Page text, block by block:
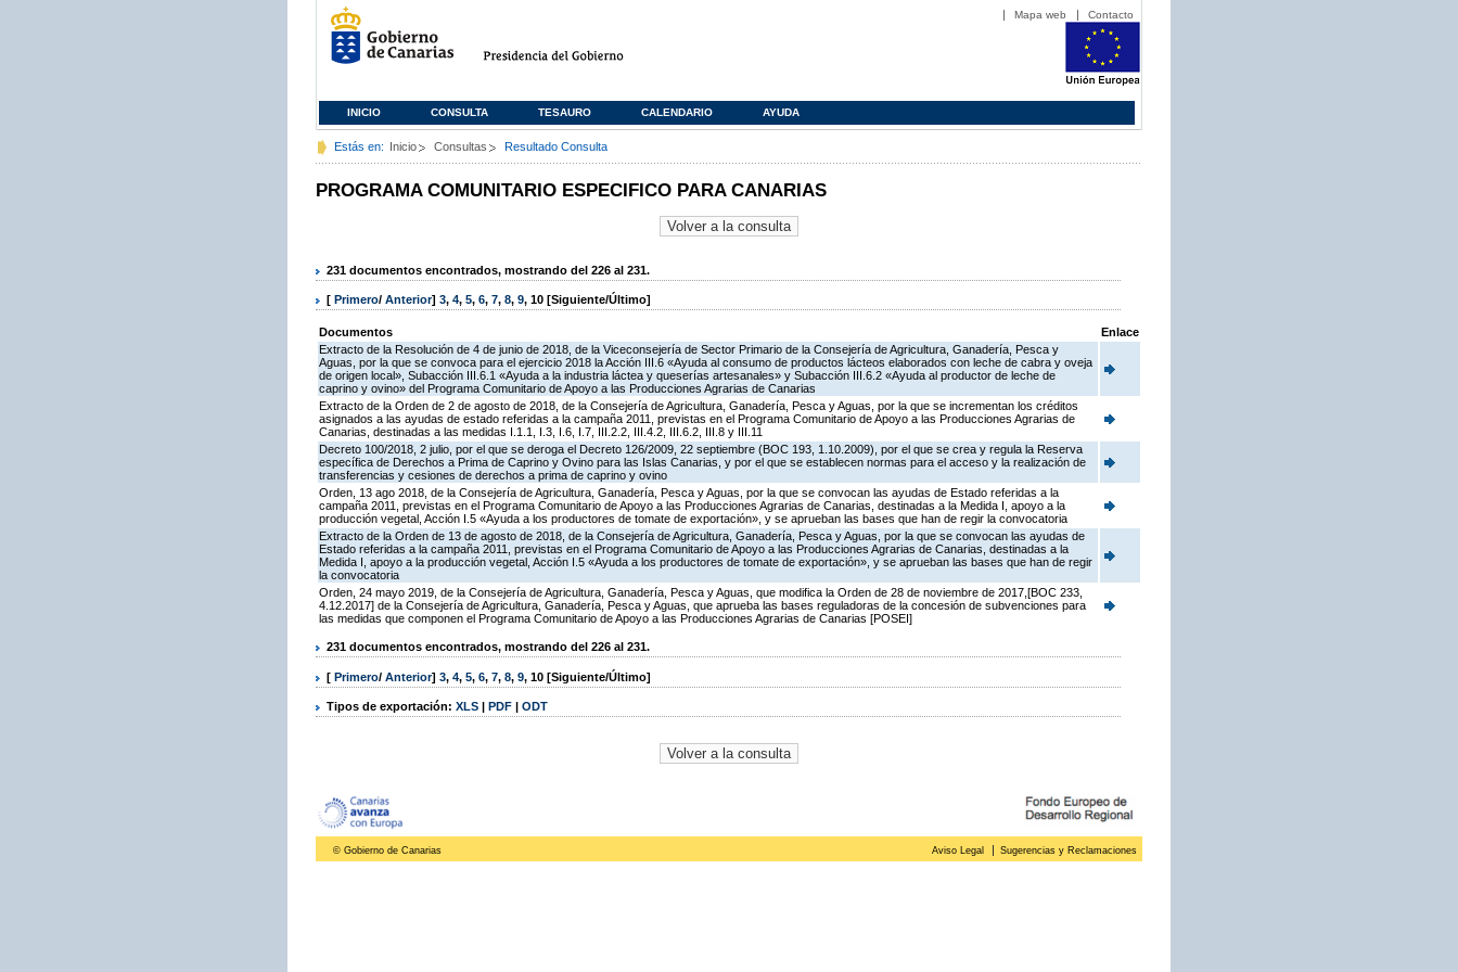
Mapa web Contacto
INICIO CONSULTA TESAURO CALENDARIO AYUDA
Estás en: Inicio Consultas Resultado Consulta
PROGRAMA COMUNITARIO ESPECIFICO PARA CANARIAS
231 documentos encontrados, mostrando del 226 al 231.
[ Primero/ Anterior] 3, 4, 5, 6, 7, 8, 9, 10 [Siguiente/Último]
Documentos
Enlace
Extracto de la Resolución de 4 de junio de 2018, de la Viceconsejería de Sector Primario de la Consejería de Agricultura, Ganadería, Pesca y
Aguas, por la que se convoca para el ejercicio 2018 la Acción III.6 «Ayuda al consumo de productos lácteos elaborados con leche de cabra y oveja
de origen local», Subacción III.6.1 «Ayuda a la industria láctea y queserías artesanales» y Subacción III.6.2 «Ayuda al productor de leche de
caprino y ovino» del Programa Comunitario de Apoyo a las Producciones Agrarias de Canarias
Extracto de la Orden de 2 de agosto de 2018, de la Consejería de Agricultura, Ganadería, Pesca y Aguas, por la que se incrementan los créditos
asignados a las ayudas de estado referidas a la campaña 2011, previstas en el Programa Comunitario de Apoyo a las Producciones Agrarias de
Canarias, destinadas a las medidas I.1.1, I.3, I.6, I.7, III.2.2, III.4.2, III.6.2, III.8 y III.11
Decreto 100/2018, 2 julio, por el que se deroga el Decreto 126/2009, 22 septiembre (BOC 193, 1.10.2009), por el que se crea y regula la Reserva
específica de Derechos a Prima de Caprino y Ovino para las Islas Canarias, y por el que se establecen normas para el acceso y la realización de
transferencias y cesiones de derechos a prima de caprino y ovino
Orden, 13 ago 2018, de la Consejería de Agricultura, Ganadería, Pesca y Aguas, por la que se convocan las ayudas de Estado referidas a la
campaña 2011, previstas en el Programa Comunitario de Apoyo a las Producciones Agrarias de Canarias, destinadas a la Medida I, apoyo a la
producción vegetal, Acción I.5 «Ayuda a los productores de tomate de exportación», y se aprueban las bases que han de regir la convocatoria
Extracto de la Orden de 13 de agosto de 2018, de la Consejería de Agricultura, Ganadería, Pesca y Aguas, por la que se convocan las ayudas de
Estado referidas a la campaña 2011, previstas en el Programa Comunitario de Apoyo a las Producciones Agrarias de Canarias, destinadas a la
Medida I, apoyo a la producción vegetal, Acción I.5 «Ayuda a los productores de tomate de exportación», y se aprueban las bases que han de regir
la convocatoria
Orden, 24 mayo 2019, de la Consejería de Agricultura, Ganadería, Pesca y Aguas, que modifica la Orden de 28 de noviembre de 2017,[BOC 233,
4.12.2017] de la Consejería de Agricultura, Ganadería, Pesca y Aguas, que aprueba las bases reguladoras de la concesión de subvenciones para
las medidas que componen el Programa Comunitario de Apoyo a las Producciones Agrarias de Canarias [POSEI]
231 documentos encontrados, mostrando del 226 al 231.
[ Primero/ Anterior] 3, 4, 5, 6, 7, 8, 9, 10 [Siguiente/Último]
Tipos de exportación: XLS | PDF | ODT
© Gobierno de Canarias Aviso Legal Sugerencias y Reclamaciones